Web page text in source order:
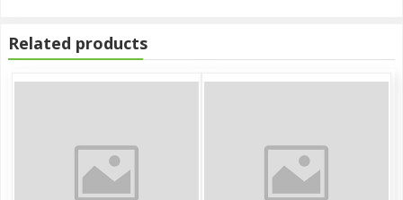
Related products